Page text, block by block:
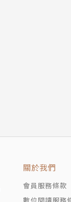
關於我們
會員服務條款
數位閱讀服務